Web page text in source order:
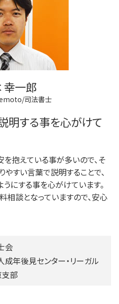
幸一郎
司法書士
明する事を心がけて
抱えている事が多いので、そ
やすい言葉で説明することで、
にする事を心がけています。
談となっていますので、安心
会
年後見センター・リーガル
支部